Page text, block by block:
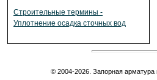
Строительные термины -
Уплотнение осадка сточных вод
© 2004-2026. Запорная арматура